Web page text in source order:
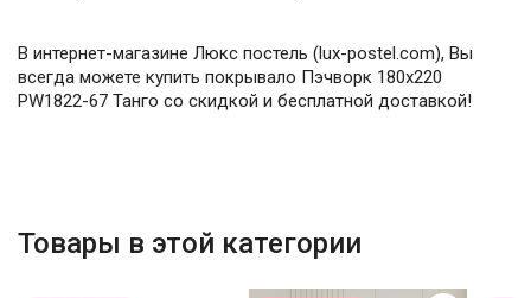
В интернет-магазине Люкс постель (lux-postel.com), Вы
всегда можете купить покрывало Пэчворк 180х220
PW1822-67 Танго со скидкой и бесплатной доставкой!
Товары в этой категории